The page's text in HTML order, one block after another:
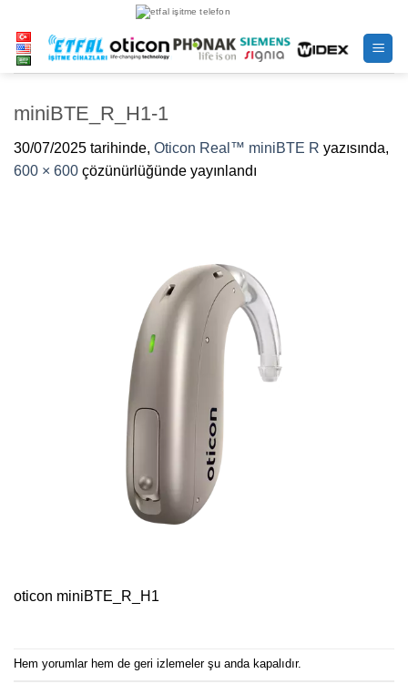
atla
miniBTE_R_H1-1
30/07/2025 tarihinde, Oticon Real™ miniBTE R yazısında,
600 × 600 çözünürlüğünde yayınlandı
oticon miniBTE_R_H1
Hem yorumlar hem de geri izlemeler şu anda kapalıdır.